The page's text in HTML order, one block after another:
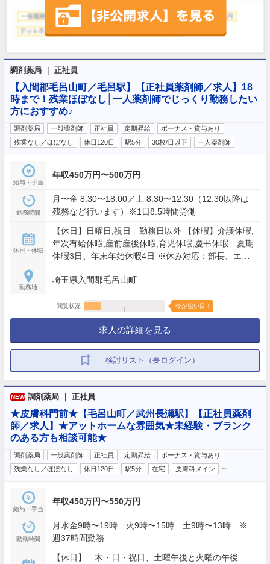
調剤薬局 ｜ 正社員
【入間郡毛呂山町／毛呂駅】【正社員薬剤師／求人】18
時まで！残業ほぼなし│一人薬剤師でじっくり勤務したい
方におすすめ♪
調剤薬局 一般薬剤師 正社員 定期昇給
ボーナス・賞与あり
残業なし／ほぼなし
休日120日 駅5分 30枚/日以下 一人薬剤師
給与・手当
年収450万円〜500万円
勤務時間
月〜金 8:30〜18:00／土 8:30〜12:30（12:30以降は
残務など行います）※1日8.5時間労働
休日・休暇
【休日】日曜日,祝日 勤務日以外 【休暇】介護休暇,
年次有給休暇,産前産後休暇,育児休暇,慶弔休暇 夏期
休暇3日、年末年始休暇4日 ※休み対応：部長、エリ
（有給取得率100％） 【年間休日】125日
勤務地
埼玉県入間郡毛呂山町
閲覧状況 今が狙い目！
求人の詳細を見る
検討リスト（要ログイン）
NEW 調剤薬局 ｜ 正社員
★皮膚科門前★【毛呂山町／武州長瀬駅】【正社員薬剤
師／求人】★アットホームな雰囲気★未経験・ブランク
のある方も相談可能★
調剤薬局 一般薬剤師 正社員 定期昇給
ボーナス・賞与あり
残業なし／ほぼなし
休日120日 駅5分 在宅 皮膚科メイン
給与・手当
年収450万円〜550万円
勤務時間
月水金9時〜19時 火9時〜15時 土9時〜13時 ※
週37時間勤務
【休日】 木・日・祝日、土曜午後と火曜の午後